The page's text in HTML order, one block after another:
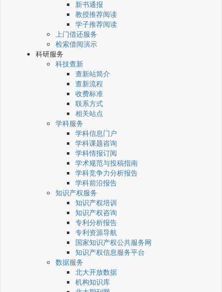
新书通报
教授推荐阅读
学子推荐阅读
上门借还服务
检索借阅演示
科研服务
科技查新
查新站简介
查新流程
收费标准
联系方式
相关站点
学科服务
学科信息门户
学科课题咨询
学科情报订阅
学术规范与投稿指南
学科竞争力分析报告
学科前沿报告
知识产权服务
知识产权培训
知识产权咨询
专利分析报告
专利资源导航
国家知识产权公共服务网
知识产权信息服务平台
数据服务
北大开放数据
机构知识库